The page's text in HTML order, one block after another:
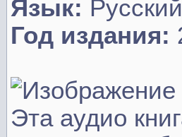
Язык: Русский
Год издания:
Эта аудио